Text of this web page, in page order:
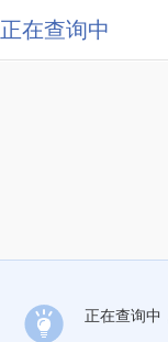
正在查询中
正在查询中